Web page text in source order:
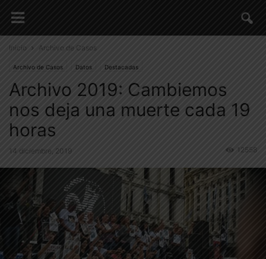
Inicio Archivo de Casos
Archivo de Casos Datos Destacadas
Archivo 2019: Cambiemos
nos deja una muerte cada 19
horas
14 diciembre, 2019 12558